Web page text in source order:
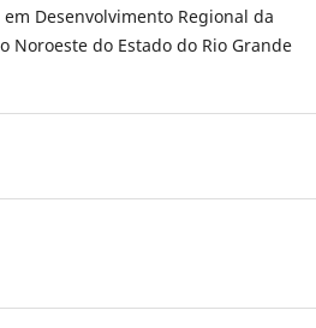
Desenvolvimento Regional da
Noroeste do Estado do Rio Grande